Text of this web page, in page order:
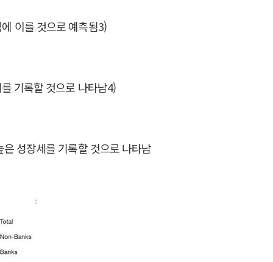
이를 것으로 예측됨3)
기록할 것으로 나타남4)
성장세를 기록할 것으로 나타남